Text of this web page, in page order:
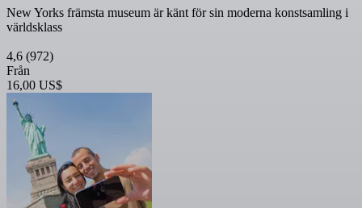
New Yorks främsta museum är känt för sin moderna konstsamling i
världsklass
4,6 (972)
Från
16,00 US$